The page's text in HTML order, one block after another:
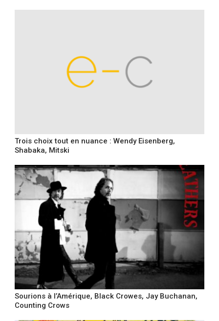
Trois choix tout en nuance : Wendy Eisenberg,
Shabaka, Mitski
Sourions à l’Amérique, Black Crowes, Jay Buchanan,
Counting Crows